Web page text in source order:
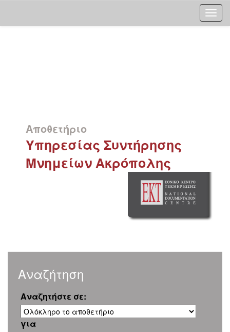
Αποθετήριο
Υπηρεσίας Συντήρησης
Μνημείων Ακρόπολης
Αναζήτηση
Αναζητήστε σε:
για